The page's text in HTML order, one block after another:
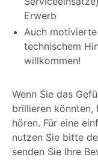
Erwerb
Auch
technischem
willkommen!
Wenn Sie das
brillieren könnten,
hören. Für eine
nutzen Sie bitte
senden Sie Ihre